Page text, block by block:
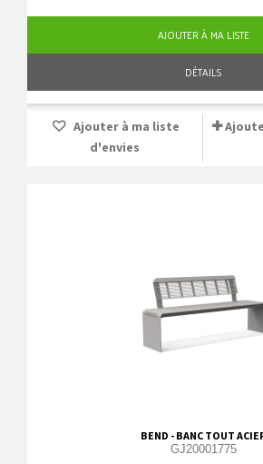
AJOUTER À MA LISTE
DÉTAILS
Ajouter à ma liste
d'envies
BEND - BANC TOUT
GJ20001775